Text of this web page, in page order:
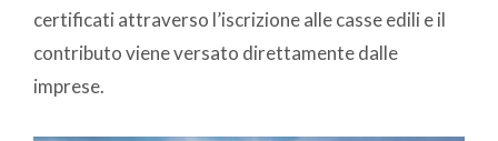
certificati attraverso l’iscrizione alle casse edili e il
contributo viene versato direttamente dalle
imprese.